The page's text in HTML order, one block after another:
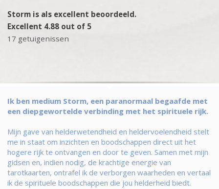
Storm is als excellent beoordeeld.
Excellent 4.88 out of 5
17 getuigenissen
Ik ben medium Storm, een paranormaal begaafde met
een diepgewortelde verbinding met het spirituele rijk.
Mijn gave van helderwetendheid en heldervoelendheid stelt
me in staat om inzichten en boodschappen direct uit het
hogere rijk te ontvangen en door te geven. Samen met mijn
gidsen en, indien nodig, de krachtige energie van
tarotkaarten, ontrafel ik de verborgen waarheden en vertaal
ik de spirituele boodschappen die jou helderheid biedt.